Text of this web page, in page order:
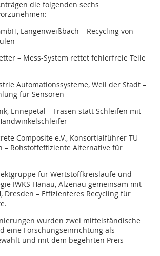
die folgenden sechs
Langenweißbach – Recycling von
– Mess-System rettet fehlerfreie Teile
Automationssysteme, Weil der Stadt –
für Sensoren
Ennepetal – Fräsen statt Schleifen mit
Composite e.V., Konsortialführer TU
– Rohstoffeffiziente Alternative für
für Wertstoffkreisläufe und
IWKS Hanau, Alzenau gemeinsam mit
Dresden – Effizienteres Recycling für
wurden zwei mittelständische
eine Forschungseinrichtung als
und mit dem begehrten Preis